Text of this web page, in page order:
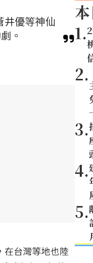
井優等神仙
。
在台灣等地也陸
1.
2.
3.
4.
5.